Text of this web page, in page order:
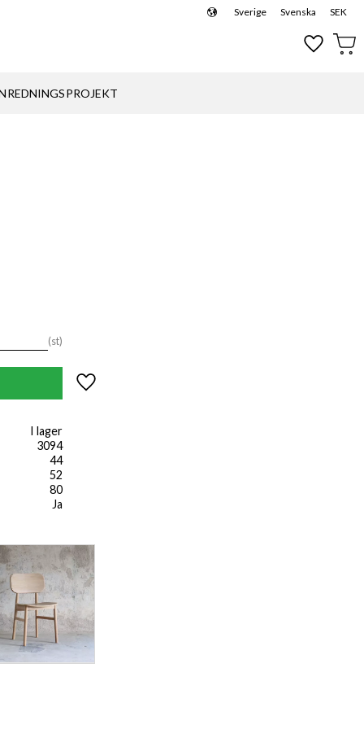
Sverige Svenska SEK
Favoriter
st
Lägg till i favoriter
I lager
3094
44
52
80
Ja